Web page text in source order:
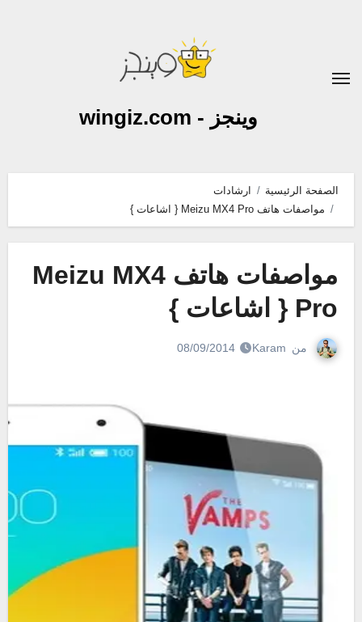
وينجز - wingiz.com
الصفحة الرئيسية
ارشادات
مواصفات هاتف Meizu MX4 Pro { اشاعات }
مواصفات هاتف Meizu MX4
Pro { اشاعات }
من Karam
08/09/2014